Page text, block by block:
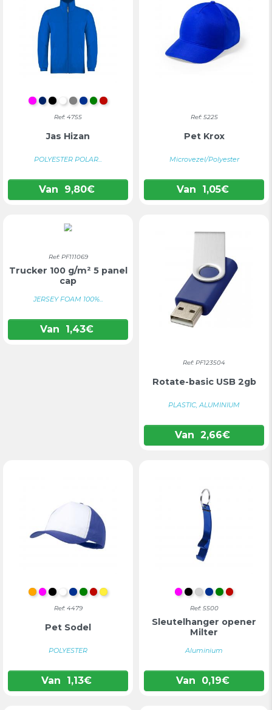
FUCHSIA
MARINEBLAUW
ZWART
WITGRIJS
BLAUW
GROEN
ROOD
Ref: 4755
Jas Hizan
POLYESTER POLAR...
Van 9,80€
Ref: 5225
Pet Krox
Microvezel/Polyester
Van 1,05€
Ref: PF111069
Trucker 100 g/m² 5 panel
cap
JERSEY FOAM 100%...
Van 1,43€
Ref: PF123504
Rotate-basic USB 2gb
PLASTIC, ALUMINIUM
Van 2,66€
ORANJE
FUCHSIA
ZWART
WITBLAUW
GROEN
ROOD
GEEL
Ref: 4479
Pet Sodel
POLYESTER
Van 1,13€
FUCHSIA
ZWART
ZILVER
BLAUW
GROEN
ROOD
Ref: 5500
Sleutelhanger opener
Milter
Aluminium
Van 0,19€